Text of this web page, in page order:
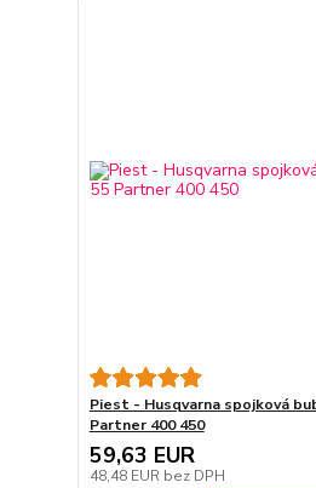
Piest - Husqvarna spojková
Partner 400 450
59,63 EUR
48,48 EUR bez DPH